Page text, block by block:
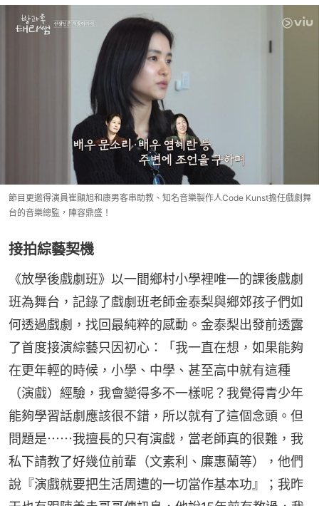
節目更邀得演員崔顯旭和康男客串助教、知名音樂製作人Code Kunst擔任戲劇舞
台的音樂總監，陣容鼎盛！
接拍綜藝契機
《放學後戲劇班》以一間鄉村小學裡唯一的課後戲劇
班為舞台，記錄了戲劇班老師金泰梨與鄉郊孩子們如
何透過戲劇，找回最純粹的感動。金泰梨出發前透露
了首度接演綜藝只因初心：「我一直在想，如果能夠
在更年輕的時候，小學、中學、甚至高中就有這種
（演戲）經驗，我會變得多不一樣呢？我覺得青少年
能夠學習話劇應該很不錯，所以就有了這個念頭。但
問題是⋯⋯我擅長的只有演戲，當老師真的很難，我
私下請教了好幾位前輩（文素利、廉惠蘭等），他們
說『演戲就要把生活周遭的一切當作基本功』；我昨